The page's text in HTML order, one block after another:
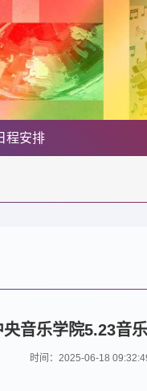
程安排
央音乐学院5.23
时间：2025-06-18